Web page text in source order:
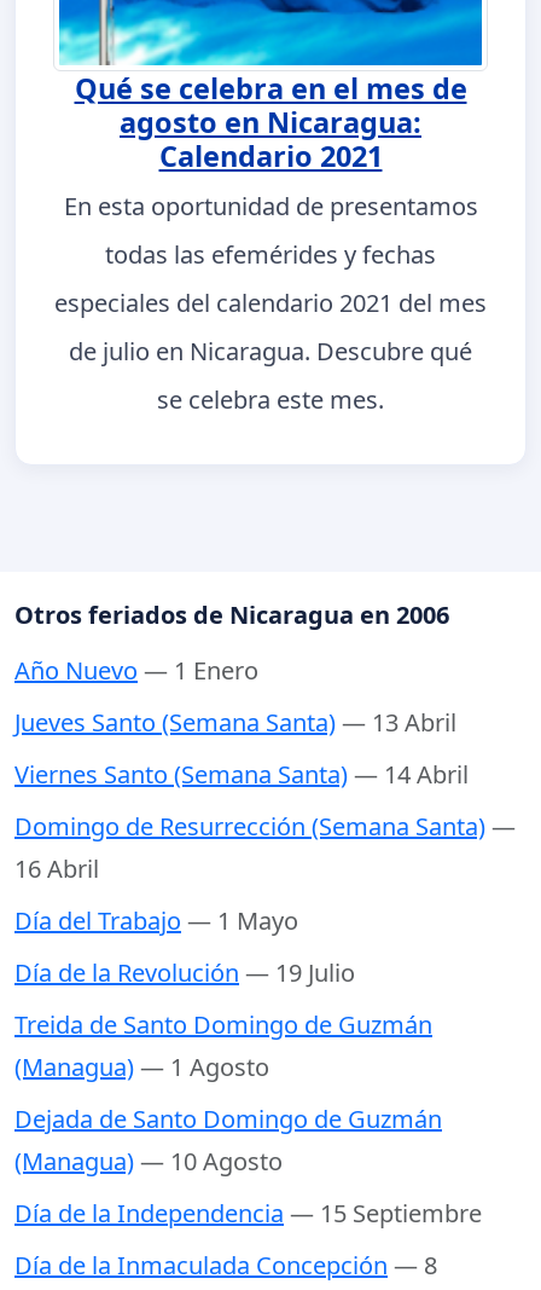
Qué se celebra en el mes de
agosto en Nicaragua:
Calendario 2021
En esta oportunidad de presentamos
todas las efemérides y fechas
especiales del calendario 2021 del mes
de julio en Nicaragua. Descubre qué
se celebra este mes.
Otros feriados de Nicaragua en 2006
Año Nuevo — 1 Enero
Jueves Santo (Semana Santa)— 13 Abril
Viernes Santo (Semana Santa)— 14 Abril
Domingo de Resurrección (Semana Santa)—
16 Abril
Día del Trabajo — 1 Mayo
Día de la Revolución — 19 Julio
Treida de Santo Domingo de Guzmán
(Managua)— 1 Agosto
Dejada de Santo Domingo de Guzmán
(Managua)— 10 Agosto
Día de la Independencia — 15 Septiembre
Día de la Inmaculada Concepción — 8